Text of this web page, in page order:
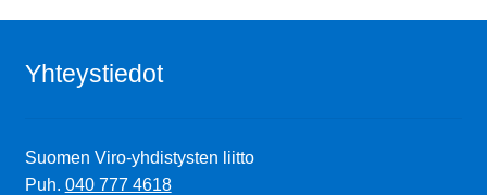
Yhteystiedot
Suomen Viro-yhdistysten liitto
Puh. 040 777 4618